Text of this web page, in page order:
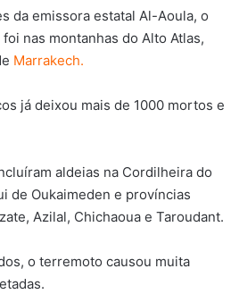
da emissora estatal Al-Aoula, o
nas montanhas do Alto Atlas,
Marrakech.
aldeias na Cordilheira do
de Oukaimeden e províncias
Azilal, Chichaoua e Taroudant.
o terremoto causou muita